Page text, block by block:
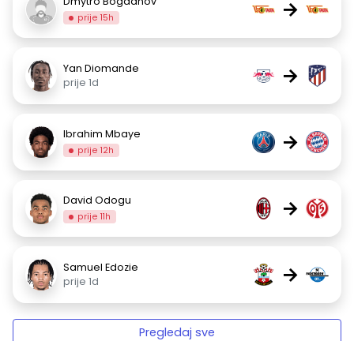
prije 15h →
Yan Diomande
prije 1d
→
Ibrahim Mbaye
prije 12h →
David Odogu
prije 11h →
Samuel Edozie
prije 1d
→
Pregledaj sve